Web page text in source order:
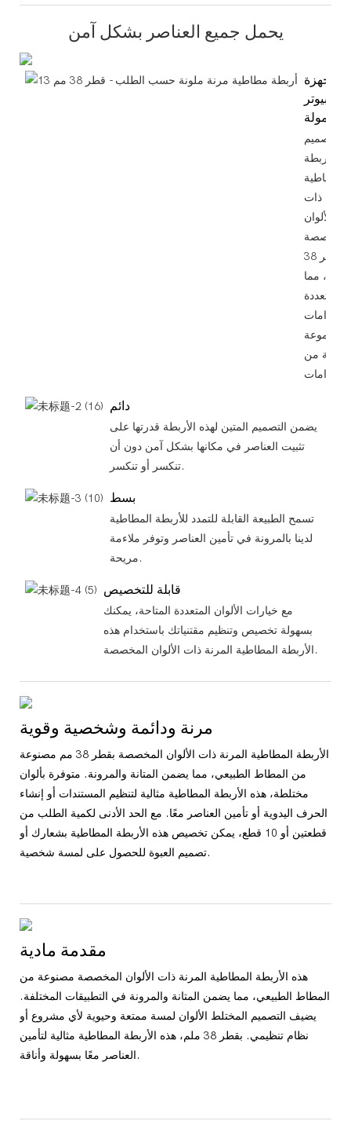
يحمل جميع العناصر بشكل آمن
أجهزة
الكمبيوتر
المحمولة
تم تصميم
الأربطة
المطاطية
ذات
الألوان
المخصصة
لدينا بقطر 38
مم، مما
متعددة
لمجموعة
من
دائم
يضمن التصميم المتين لهذه الأربطة قدرتها على
تثبيت العناصر في مكانها بشكل آمن دون أن
تنكسر أو تنكسر.
بسط
تسمح الطبيعة القابلة للتمدد للأربطة المطاطية
لدينا بالمرونة في تأمين العناصر وتوفر ملاءمة
مريحة.
قابلة للتخصيص
مع خيارات الألوان المتعددة المتاحة، يمكنك
بسهولة تخصيص وتنظيم مقتنياتك باستخدام هذه
الأربطة المطاطية المرنة ذات الألوان المخصصة.
مرنة ودائمة وشخصية وقوية
الأربطة المطاطية المرنة ذات الألوان المخصصة بقطر 38 مم مصنوعة
من المطاط الطبيعي، مما يضمن المتانة والمرونة. متوفرة بألوان
مختلطة، هذه الأربطة المطاطية مثالية لتنظيم المستندات أو إنشاء
الحرف اليدوية أو تأمين العناصر معًا. مع الحد الأدنى لكمية الطلب من
قطعتين أو 10 قطع، يمكن تخصيص هذه الأربطة المطاطية بشعارك أو
تصميم العبوة للحصول على لمسة شخصية.
مقدمة مادية
هذه الأربطة المطاطية المرنة ذات الألوان المخصصة مصنوعة من
المطاط الطبيعي، مما يضمن المتانة والمرونة في التطبيقات المختلفة.
يضيف التصميم المختلط الألوان لمسة ممتعة وحيوية لأي مشروع أو
نظام تنظيمي. بقطر 38 ملم، هذه الأربطة المطاطية مثالية لتأمين
العناصر معًا بسهولة وأناقة.